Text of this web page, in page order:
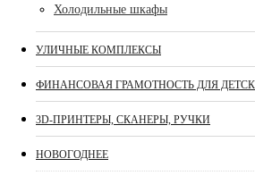
Холодильные шкафы
УЛИЧНЫЕ КОМПЛЕКСЫ
ФИНАНСОВАЯ ГРАМОТНОСТЬ ДЛЯ
3D-ПРИНТЕРЫ, СКАНЕРЫ, РУЧКИ
НОВОГОДНЕЕ